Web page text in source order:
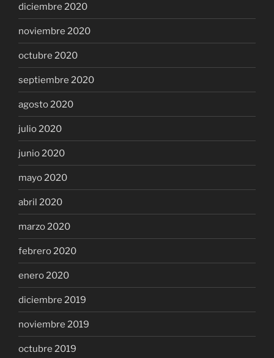
diciembre 2020
noviembre 2020
octubre 2020
septiembre 2020
agosto 2020
julio 2020
junio 2020
mayo 2020
abril 2020
marzo 2020
febrero 2020
enero 2020
diciembre 2019
noviembre 2019
octubre 2019